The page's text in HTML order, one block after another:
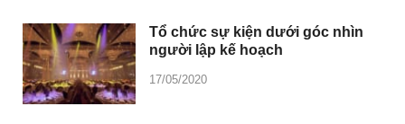
Tổ chức sự kiện dưới góc nhìn
người lập kế hoạch
17/05/2020